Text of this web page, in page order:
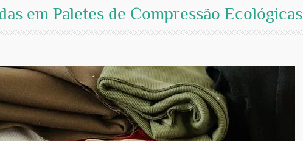
em Paletes de Compressão Ecológicas